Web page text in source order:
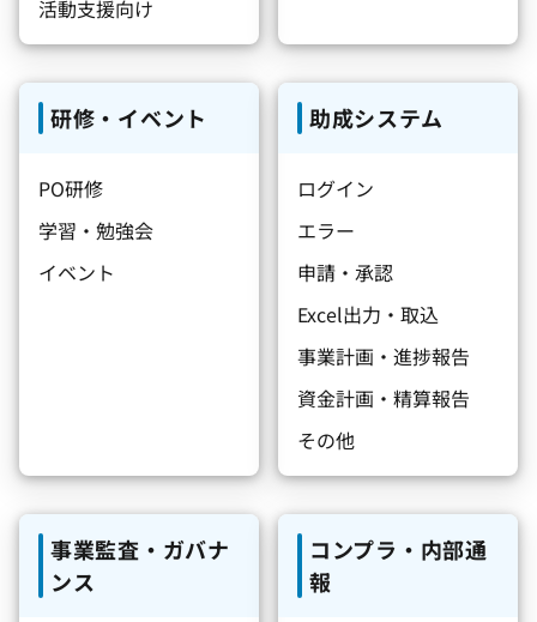
活動支援向け
研修・イベント
PO研修
学習・勉強会
イベント
助成システム
ログイン
エラー
申請・承認
Excel出力・取込
事業計画・進捗報告
資金計画・精算報告
その他
事業監査・ガバナ
ンス
コンプラ・内部通
報